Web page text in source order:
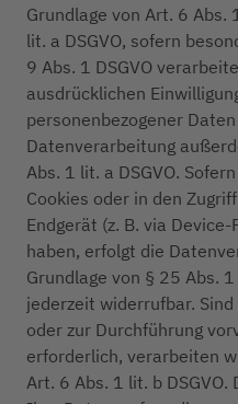
Grundlage von Art. 6 Abs.
lit. a DSGVO, sofern
9 Abs. 1 DSGVO
ausdrücklichen
personenbezogener
Datenverarbeitung
Abs. 1 lit. a DSGVO.
Cookies oder in den
Endgerät (z. B. via
haben, erfolgt die
Grundlage von § 25 Abs.
jederzeit widerrufbar.
oder zur Durchführung
erforderlich, verarbeiten
Art. 6 Abs. 1 lit. b